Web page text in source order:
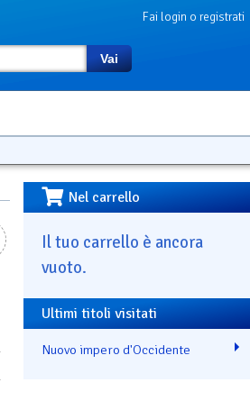
Fai login o registrati
Vai
Nel carrello
Il tuo carrello è ancora
vuoto.
Ultimi titoli visitati
Nuovo impero d'Occidente